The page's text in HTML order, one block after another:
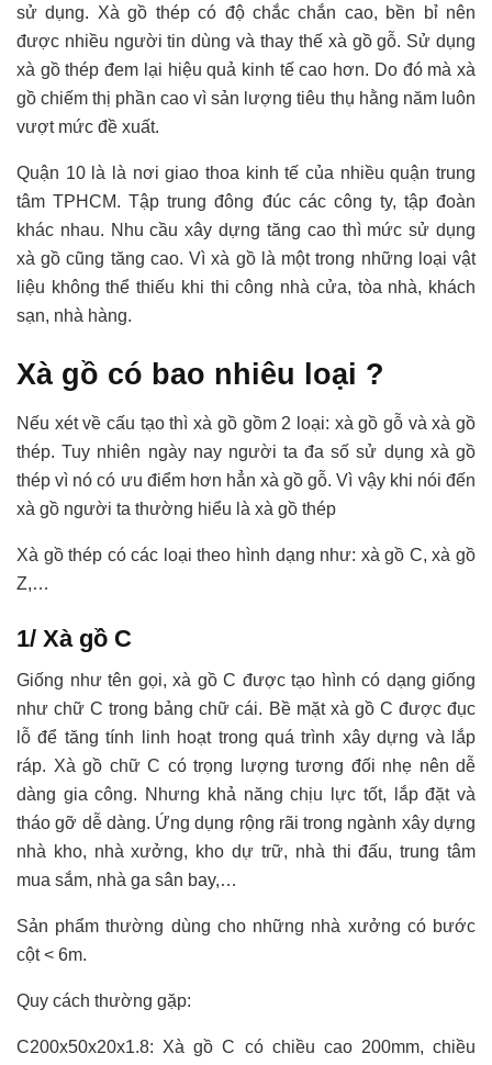
sử dụng. Xà gồ thép có độ chắc chắn cao, bền bỉ nên
được nhiều người tin dùng và thay thế xà gồ gỗ. Sử dụng
xà gồ thép đem lại hiệu quả kinh tế cao hơn. Do đó mà xà
gồ chiếm thị phần cao vì sản lượng tiêu thụ hằng năm luôn
vượt mức đề xuất.
Quận 10 là là nơi giao thoa kinh tế của nhiều quận trung
tâm TPHCM. Tập trung đông đúc các công ty, tập đoàn
khác nhau. Nhu cầu xây dựng tăng cao thì mức sử dụng
xà gồ cũng tăng cao. Vì xà gồ là một trong những loại vật
liệu không thể thiếu khi thi công nhà cửa, tòa nhà, khách
sạn, nhà hàng.
Xà gồ có bao nhiêu loại ?
Nếu xét về cấu tạo thì xà gồ gồm 2 loại: xà gồ gỗ và xà gồ
thép. Tuy nhiên ngày nay người ta đa số sử dụng xà gồ
thép vì nó có ưu điểm hơn hẳn xà gồ gỗ. Vì vậy khi nói đến
xà gồ người ta thường hiểu là xà gồ thép
Xà gồ thép có các loại theo hình dạng như: xà gồ C, xà gồ
Z,…
1/ Xà gồ C
Giống như tên gọi, xà gồ C được tạo hình có dạng giống
như chữ C trong bảng chữ cái. Bề mặt xà gồ C được đục
lỗ để tăng tính linh hoạt trong quá trình xây dựng và lắp
ráp. Xà gồ chữ C có trọng lượng tương đối nhẹ nên dễ
dàng gia công. Nhưng khả năng chịu lực tốt, lắp đặt và
tháo gỡ dễ dàng. Ứng dụng rộng rãi trong ngành xây dựng
nhà kho, nhà xưởng, kho dự trữ, nhà thi đấu, trung tâm
mua sắm, nhà ga sân bay,…
Sản phẩm thường dùng cho những nhà xưởng có bước
cột < 6m.
Quy cách thường gặp:
C200x50x20x1.8: Xà gồ C có chiều cao 200mm, chiều